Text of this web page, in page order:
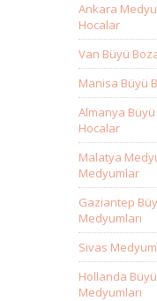
Ankara
Hocalar
Van Büyü
Manisa Büyü
Almanya
Hocalar
Malatya
Medyumlar
Gaziantep
Medyumları
Sivas
Hollanda
Medyumları